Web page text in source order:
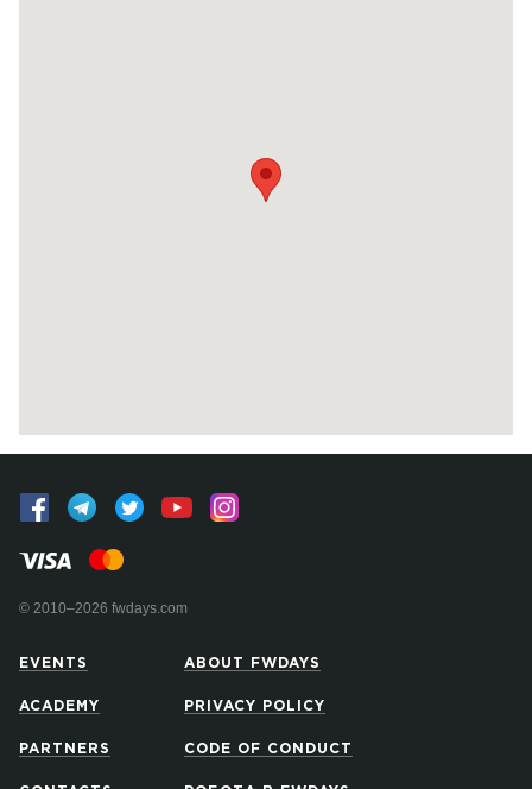
© 2010–2026 fwdays.com
EVENTS
ACADEMY
PARTNERS
ABOUT FWDAYS
PRIVACY POLICY
CODE OF CONDUCT